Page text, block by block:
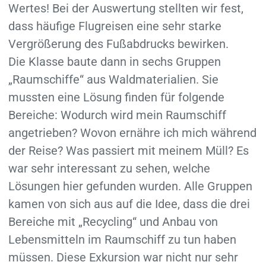
Wertes! Bei der Auswertung stellten wir fest,
dass häufige Flugreisen eine sehr starke
Vergrößerung des Fußabdrucks bewirken.
Die Klasse baute dann in sechs Gruppen
„Raumschiffe“ aus Waldmaterialien. Sie
mussten eine Lösung finden für folgende
Bereiche: Wodurch wird mein Raumschiff
angetrieben? Wovon ernähre ich mich während
der Reise? Was passiert mit meinem Müll? Es
war sehr interessant zu sehen, welche
Lösungen hier gefunden wurden. Alle Gruppen
kamen von sich aus auf die Idee, dass die drei
Bereiche mit „Recycling“ und Anbau von
Lebensmitteln im Raumschiff zu tun haben
müssen. Diese Exkursion war nicht nur sehr